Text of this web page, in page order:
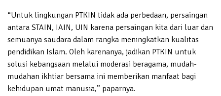
“Untuk lingkungan PTKIN tidak ada perbedaan, persaingan
antara STAIN, IAIN, UIN karena persaingan kita dari luar dan
semuanya saudara dalam rangka meningkatkan kualitas
pendidikan Islam. Oleh karenanya, jadikan PTKIN untuk
solusi kebangsaan melalui moderasi beragama, mudah-
mudahan ikhtiar bersama ini memberikan manfaat bagi
kehidupan umat manusia,” paparnya.